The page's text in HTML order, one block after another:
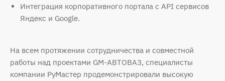
Интеграция корпоративного портала с API сервисов
Яндекс и Google.
На всем протяжении сотрудничества и совместной
работы над проектами GM-АВТОВАЗ, специалисты
компании РуМастер продемонстрировали высокую